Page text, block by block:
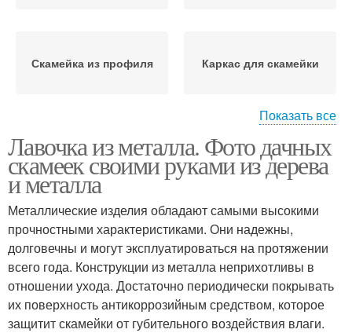
Скамейка из профиля Каркас для скамейки
Скамейки из металла Садовая скамейка
Деревянные скамейки Скамейки из пластика
Скамейки со столиком Скамейка для дачи
Показать все
Лавочка из металла. Фото дачных
скамеек своими руками из дерева
и металла
Металлические изделия обладают самыми высокими
прочностными характеристиками. Они надежны,
долговечны и могут эксплуатироваться на протяжении
всего года. Конструкции из металла неприхотливы в
отношении ухода. Достаточно периодически покрывать
их поверхность антикоррозийным средством, которое
защитит скамейки от губительного воздействия влаги.